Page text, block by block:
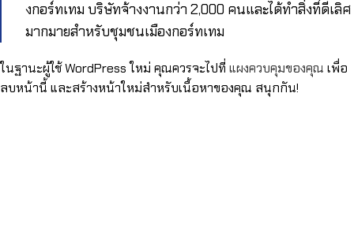
งกอร์ทเทม บริษัทจ้างงานกว่า 2,000 คนและได้ทำสิ่งที่ดีเลิศ
มากมายสำหรับชุมชนเมืองกอร์ทเทม
ในฐานะผู้ใช้ WordPress ใหม่ คุณควรจะไปที่ แผงควบคุมของคุณ เพื่อ
ลบหน้านี้ และสร้างหน้าใหม่สำหรับเนื้อหาของคุณ สนุกกัน!